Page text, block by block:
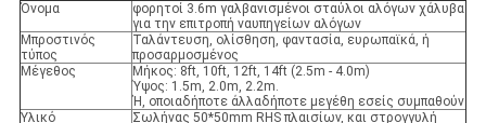
Όνομα
φορητοί 3.6m γαλβανισμένοι σταύλοι αλόγων χάλυβα
για την επιτροπή ναυπηγείων αλόγων
Μπροστινός
τύπος
Ταλάντευση, ολίσθηση, φαντασία, ευρωπαϊκά, ή
προσαρμοσμένος
Μέγεθος
Μήκος: 8ft, 10ft, 12ft, 14ft (2.5m - 4.0m)
Ύψος: 1.5m, 2.0m, 2.2m.
Ή, οποιαδήποτε άλλαδήποτε μεγέθη εσείς συμπαθούν
Υλικό
Σωλήνας 50*50mm RHS πλαισίων, και στρογγυλή